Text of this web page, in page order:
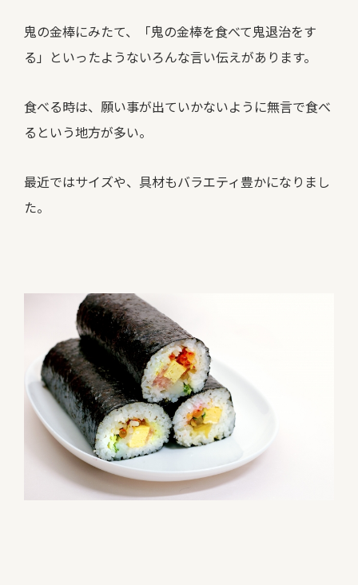
鬼の金棒にみたて、「鬼の金棒を食べて鬼退治をす
る」といったようないろんな言い伝えがあります。
食べる時は、願い事が出ていかないように無言で食べ
るという地方が多い。
最近ではサイズや、具材もバラエティ豊かになりまし
た。